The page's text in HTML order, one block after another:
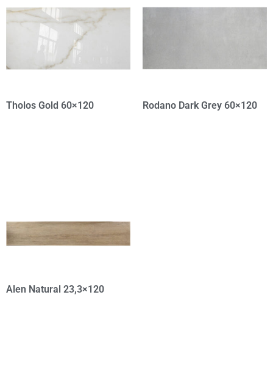
Tholos Gold 60×120 Rodano Dark Grey 60×120
Alen Natural 23,3×120